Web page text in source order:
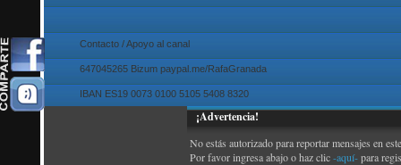
Contacto / Apoyo al canal
647045265 Bizum paypal.me/RafaGranada
IBAN ES19 0073 0100 5105 5408 8320
¡Advertencia!
No estás autorizado para reportar mensajes en
Por favor ingresa abajo o haz clic-aquí-para